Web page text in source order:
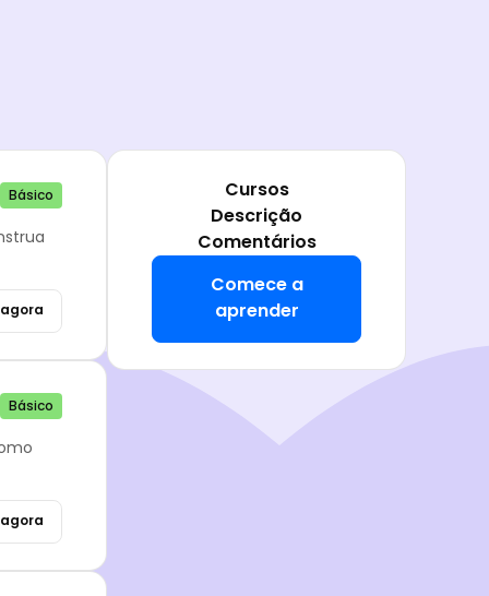
Cursos
Descrição
Comentários
Comece a
aprender
Básico
Básico